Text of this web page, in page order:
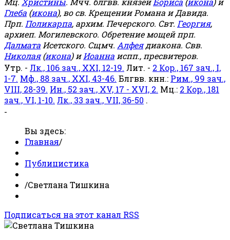
Глеба (икона), во св. Крещении Романа и Давида.
Прп. Поликарпа, архим. Печерского. Свт. Георгия,
архиеп. Могилевского. Обретение мощей прп.
Далмата Исетского. Сщмч. Алфеядиакона. Свв.
Николая(икона) иИоанна испп., пресвитеров.
Утр. - Лк., 106 зач., XXI, 12-19. Лит. - 2 Кор., 167 зач., I,
1-7. Мф., 88 зач., XXI, 43-46. Блгвв. кнн.: Рим., 99 зач.,
VIII, 28-39. Ин., 52 зач., XV, 17 - XVI, 2. Мц.: 2 Кор., 181
зач., VI, 1-10. Лк., 33 зач., VII, 36-50 .
-
Вы здесь:
Главная/
Публицистика
/Светлана Тишкина
Подписаться на этот канал RSS